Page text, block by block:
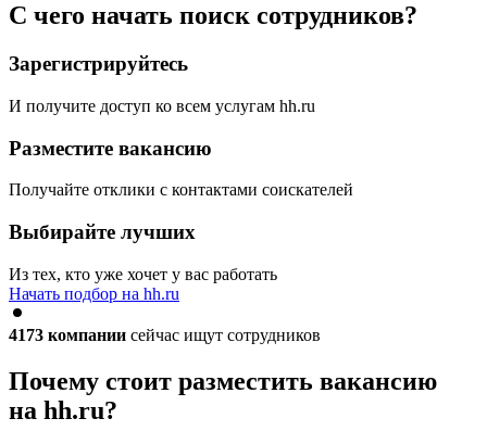
С чего начать поиск сотрудников?
Зарегистрируйтесь
И получите доступ ко всем услугам hh.ru
Разместите вакансию
Получайте отклики с контактами соискателей
Выбирайте лучших
Из тех, кто уже хочет у вас работать
Начать подбор на hh.ru
4173 компании сейчас ищут сотрудников
Почему стоит разместить вакансию
на hh.ru?